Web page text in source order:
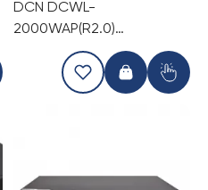
DCN DCWL-
2000WAP(R2.0)
Внутренняя Wi-Fi точка
доступа